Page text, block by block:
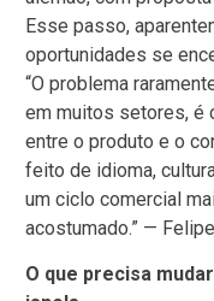
Esse passo,
oportunidades se
“O problema
em muitos setores, é
entre o produto e o
feito de idioma,
um ciclo comercial
acostumado.” —
O que precisa